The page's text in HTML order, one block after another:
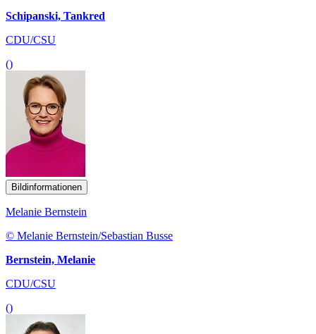
Schipanski, Tankred
CDU/CSU
()
Bildinformationen
Melanie Bernstein
© Melanie Bernstein/Sebastian Busse
Bernstein, Melanie
CDU/CSU
()